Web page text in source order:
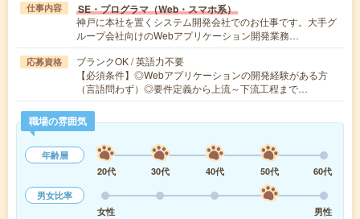
仕事内容 SE・プログラマ（Web・スマホ系）
神戸に本社を置くシステム開発会社でのお仕事です。大手グ
ループ会社向けのWebアプリケーション開発業務…
応募資格
ブランクOK / 英語力不要
【必須条件】◎Webアプリケーションの開発経験がある方
（言語問わず）◎要件定義から上流～下流工程まで…
職場の雰囲気
年齢層
20代
30代 40代 50代
60代
男女比率
女性
男性